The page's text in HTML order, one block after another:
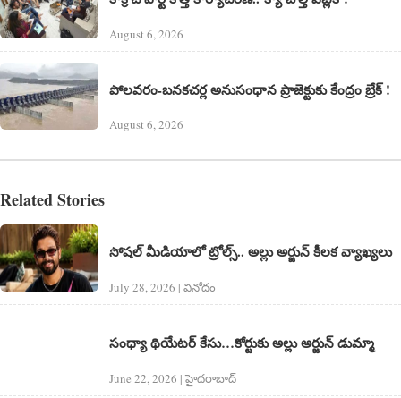
August 6, 2026
పోలవరం-బనకచర్ల అనుసంధాన ప్రాజెక్టుకు కేంద్రం బ్రేక్ !
August 6, 2026
Related Stories
సోషల్‌ మీడియాలో ట్రోల్స్‌.. అల్లు అర్జున్‌ కీలక వ్యాఖ్యలు
July 28, 2026 | వినోదం
సంధ్యా థియేటర్ కేసు…కోర్టుకు అల్లు అర్జున్ డుమ్మా
June 22, 2026 | హైదరాబాద్​